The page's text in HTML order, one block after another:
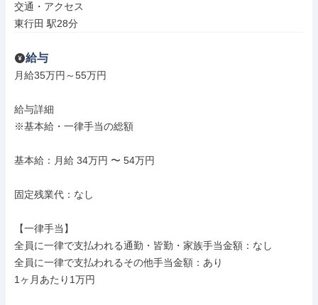
交通・アクセス
東行田 駅28分
給与
月給35万円～55万円
給与詳細
※基本給・一律手当の総額
基本給：月給 34万円 〜 54万円
固定残業代：なし
【一律手当】
全員に一律で支払われる通勤・皆勤・家族手当金額：なし
全員に一律で支払われるその他手当金額：あり
1ヶ月あたり1万円